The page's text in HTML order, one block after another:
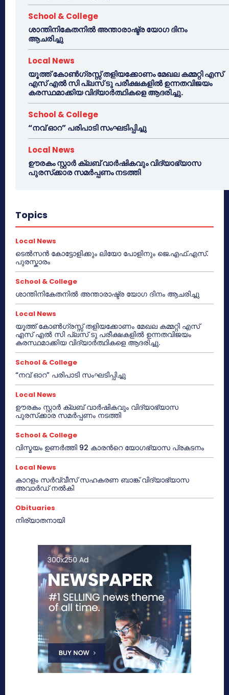
School & College
ശാന്തിനികേതനിൽ അന്താരാഷ്ട്ര യോഗ ദിനം
ആചരിച്ചു
Local News
യൂത്ത് കോൺഗ്രസ്സ് തളിയക്കോണം മേഖല കമ്മറ്റി എസ്
എസ് എൽ സി പ്ലസ് ടു പരീക്ഷകളിൽ ഉന്നതവിജയം
കരസ്ഥമാക്കിയ വിദ്യാർത്ഥികളെ ആദരിച്ചു.
School & College
“നവ് ഓറ” പരിപാടി സംഘടിപ്പിച്ചു
Local News
ഊരകം സ്റ്റാർ ക്ലബ് വാർഷികവും വിദ്യാഭ്യാസ
പുരസ്‌ക്കാര സമർപ്പണം നടത്തി
Topics
Local News
ടെൽസൻ കോട്ടോളിക്കും ലിയോ പോളിനും ജെ.എഫ്.എസ്.
പുരസ്കാരം
School & College
ശാന്തിനികേതനിൽ അന്താരാഷ്ട്ര യോഗ ദിനം ആചരിച്ചു
Local News
യൂത്ത് കോൺഗ്രസ്സ് തളിയക്കോണം മേഖല കമ്മറ്റി എസ്
എസ് എൽ സി പ്ലസ് ടു പരീക്ഷകളിൽ ഉന്നതവിജയം
കരസ്ഥമാക്കിയ വിദ്യാർത്ഥികളെ ആദരിച്ചു.
School & College
“നവ് ഓറ” പരിപാടി സംഘടിപ്പിച്ചു
Local News
ഊരകം സ്റ്റാർ ക്ലബ് വാർഷികവും വിദ്യാഭ്യാസ
പുരസ്‌ക്കാര സമർപ്പണം നടത്തി
School & College
വിസ്മയം ഉണർത്തി 92 കാരൻറെ യോഗഭ്യാസ പ്രകടനം
Local News
കാറളം സർവ്വീസ് സഹകരണ ബാങ്ക് വിദ്യാഭ്യാസ
അവാർഡ് നൽകി
Obituaries
നിര്യാതനായി